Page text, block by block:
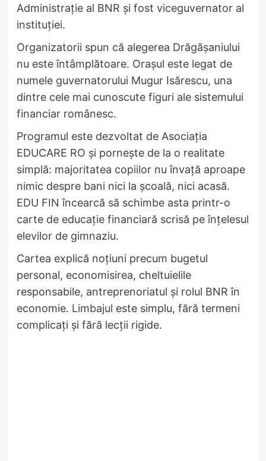
Administrație al BNR și fost viceguvernator al
instituției.
Organizatorii spun că alegerea Drăgășaniului
nu este întâmplătoare. Orașul este legat de
numele guvernatorului Mugur Isărescu, una
dintre cele mai cunoscute figuri ale sistemului
financiar românesc.
Programul este dezvoltat de Asociația
EDUCARE RO și pornește de la o realitate
simplă: majoritatea copiilor nu învață aproape
nimic despre bani nici la școală, nici acasă.
EDU FIN încearcă să schimbe asta printr-o
carte de educație financiară scrisă pe înțelesul
elevilor de gimnaziu.
Cartea explică noțiuni precum bugetul
personal, economisirea, cheltuielile
responsabile, antreprenoriatul și rolul BNR în
economie. Limbajul este simplu, fără termeni
complicați și fără lecții rigide.